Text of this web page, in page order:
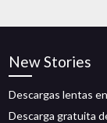
New Stories
Descargas lentas
Descarga gratuita